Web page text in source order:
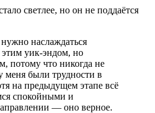
светлее, но он не поддаётся
наслаждаться
уик-эндом, но
потому что никогда не
меня были трудности в
на предыдущем этапе всё
спокойными и
— оно верное.